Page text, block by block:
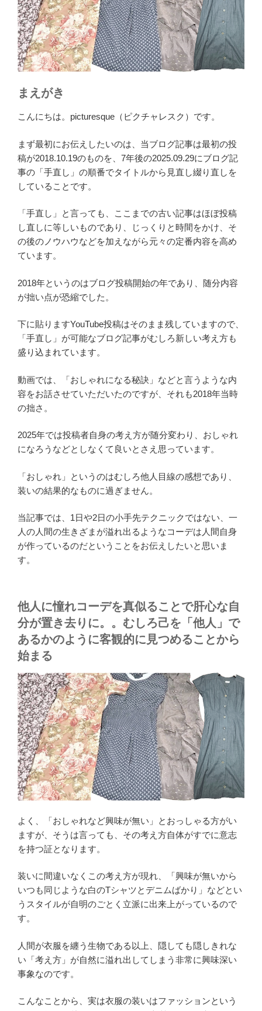
まえがき
こんにちは。picturesque（ピクチャレスク）です。
まず最初にお伝えしたいのは、当ブログ記事は最初の投
稿が2018.10.19のものを、7年後の2025.09.29にブログ記
事の「手直し」の順番でタイトルから見直し綴り直しを
していることです。
「手直し」と言っても、ここまでの古い記事はほぼ投稿
し直しに等しいものであり、じっくりと時間をかけ、そ
の後のノウハウなどを加えながら元々の定番内容を高め
ています。
2018年というのはブログ投稿開始の年であり、随分内容
が拙い点が恐縮でした。
下に貼りますYouTube投稿はそのまま残していますので、
「手直し」が可能なブログ記事がむしろ新しい考え方も
盛り込まれています。
動画では、「おしゃれになる秘訣」などと言うような内
容をお話させていただいたのですが、それも2018年当時
の拙さ。
2025年では投稿者自身の考え方が随分変わり、おしゃれ
になろうなどとしなくて良いとさえ思っています。
「おしゃれ」というのはむしろ他人目線の感想であり、
装いの結果的なものに過ぎません。
当記事では、1日や2日の小手先テクニックではない、一
人の人間の生きざまが溢れ出るようなコーデは人間自身
が作っているのだということをお伝えしたいと思いま
す。
他人に憧れコーデを真似ることで肝心な自
分が置き去りに。。むしろ己を「他人」で
あるかのように客観的に見つめることから
始まる
よく、「おしゃれなど興味が無い」とおっしゃる方がい
ますが、そうは言っても、その考え方自体がすでに意志
を持つ証となります。
装いに間違いなくこの考え方が現れ、「興味が無いから
いつも同じような白のTシャツとデニムばかり」などとい
うスタイルが自明のごとく立派に出来上がっているので
す。
人間が衣服を纏う生物である以上、隠しても隠しきれな
い「考え方」が自然に溢れ出してしまう非常に興味深い
事象なのです。
こんなことから、実は衣服の装いはファッションという